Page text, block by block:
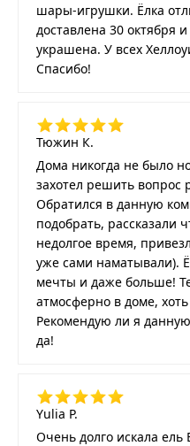
шары-игрушки. Ёлка
доставлена 30 октября
украшена. У всех
Спасибо!
Тюжин К.
Дома никогда не было
захотел решить вопрос
Обратился в данную
подобрать, рассказали
недолгое время,
уже сами наматывали).
мечты и даже больше!
атмосферно в доме,
Рекомендую ли я
да!
Yulia P.
Очень долго искала